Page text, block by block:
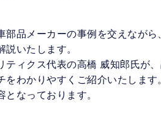
部品メーカーの事例を交えなが
説いたします。
ティクス代表の高橋 威知郎氏が
をわかりやすくご紹介いたしま
となっております。